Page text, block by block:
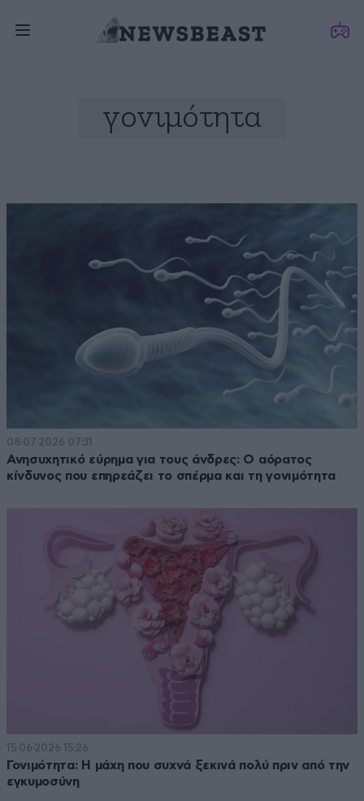
γονιμότητα
08·07·2026 07:31
Ανησυχητικό εύρημα για τους άνδρες: Ο αόρατος
κίνδυνος που επηρεάζει το σπέρμα και τη γονιμότητα
15·06·2026 15:26
Γονιμότητα: Η μάχη που συχνά ξεκινά πολύ πριν από την
εγκυμοσύνη